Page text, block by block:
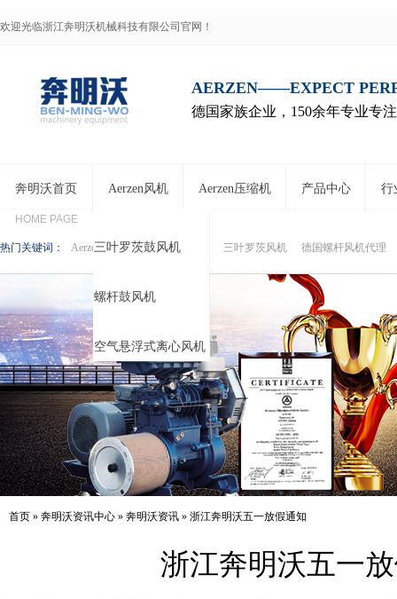
欢迎光临浙江奔明沃机械科技有限公司官网！
AERZEN——EXPECT
德国家族企业，150余年专业专
奔明沃首页
HOME PAGE
Aerzen风机
三叶罗茨鼓风机
螺杆鼓风机
空气悬浮式离心风机
Aerzen压缩机 产品中心 行
热门关键词： Aerzen鼓风机 Aerzen压缩机 三叶罗茨风机 德国螺杆风机代理
首页 » 奔明沃资讯中心 » 奔明沃资讯 » 浙江奔明沃五一放假通知
浙江奔明沃五一